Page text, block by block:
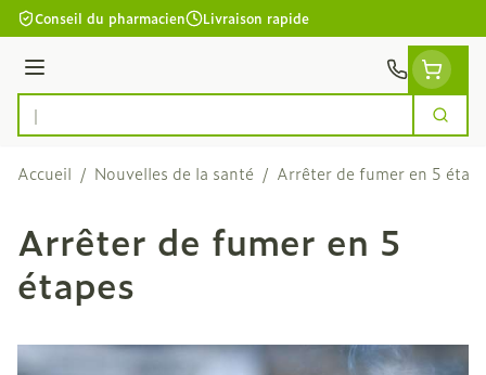
Aller au contenu
Conseil du pharmacien Livraison rapide
Menu
Rechercher
Accueil / Nouvelles de la santé / Arrêter de fumer en 5
Arrêter de fumer en 5
étapes